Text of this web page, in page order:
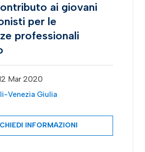
ai giovani
per le
professionali
Mar 2020
Venezia Giulia
INFORMAZIONI